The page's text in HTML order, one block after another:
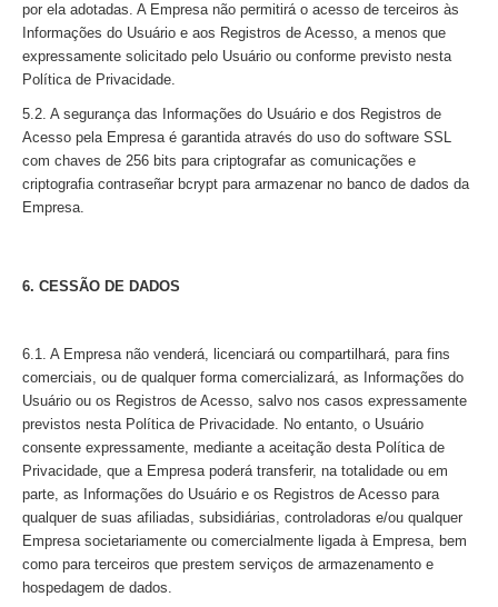
por ela adotadas. A Empresa não permitirá o acesso de terceiros às
Informações do Usuário e aos Registros de Acesso, a menos que
expressamente solicitado pelo Usuário ou conforme previsto nesta
Política de Privacidade.
5.2. A segurança das Informações do Usuário e dos Registros de
Acesso pela Empresa é garantida através do uso do software SSL
com chaves de 256 bits para criptografar as comunicações e
criptografia contraseñar bcrypt para armazenar no banco de dados da
Empresa.
6. CESSÃO DE DADOS
6.1. A Empresa não venderá, licenciará ou compartilhará, para fins
comerciais, ou de qualquer forma comercializará, as Informações do
Usuário ou os Registros de Acesso, salvo nos casos expressamente
previstos nesta Política de Privacidade. No entanto, o Usuário
consente expressamente, mediante a aceitação desta Política de
Privacidade, que a Empresa poderá transferir, na totalidade ou em
parte, as Informações do Usuário e os Registros de Acesso para
qualquer de suas afiliadas, subsidiárias, controladoras e/ou qualquer
Empresa societariamente ou comercialmente ligada à Empresa, bem
como para terceiros que prestem serviços de armazenamento e
hospedagem de dados.